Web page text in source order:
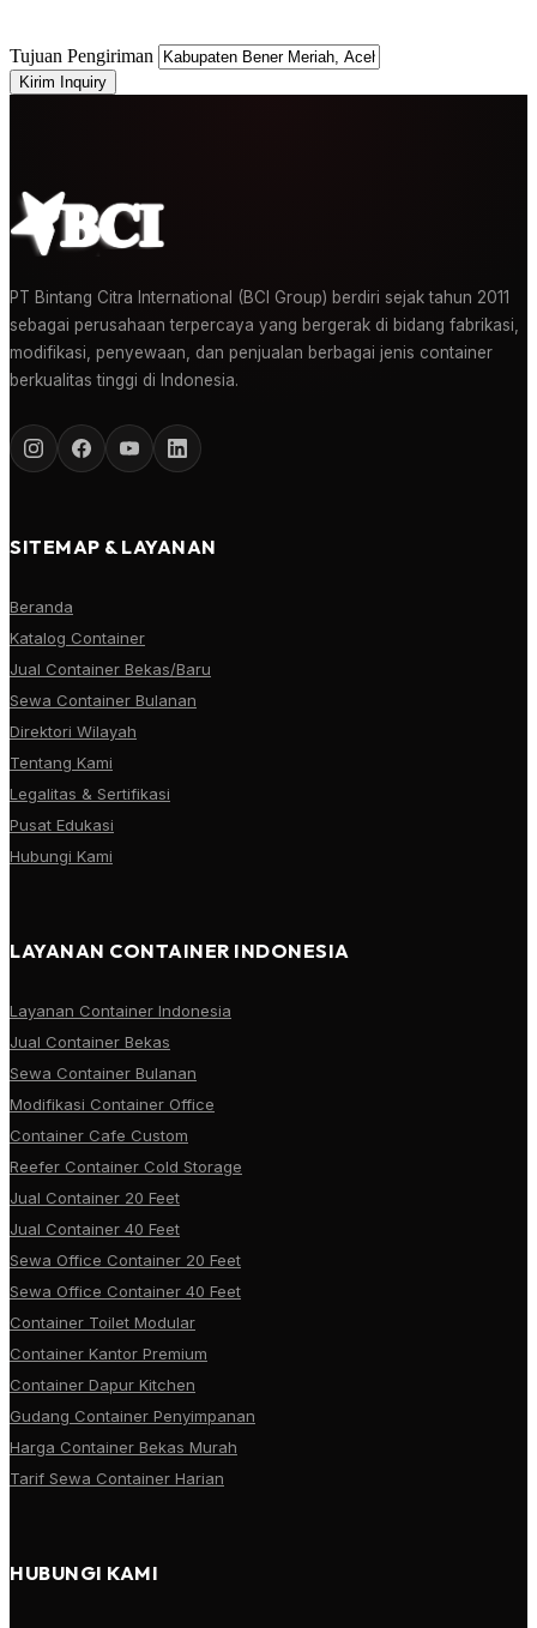
Tujuan Pengiriman
Kirim Inquiry
PT Bintang Citra International (BCI Group) berdiri sejak tahun 2011
sebagai perusahaan terpercaya yang bergerak di bidang fabrikasi,
modifikasi, penyewaan, dan penjualan berbagai jenis container
berkualitas tinggi di Indonesia.
SITEMAP & LAYANAN
Beranda
Katalog Container
Jual Container Bekas/Baru
Sewa Container Bulanan
Direktori Wilayah
Tentang Kami
Legalitas & Sertifikasi
Pusat Edukasi
Hubungi Kami
LAYANAN CONTAINER INDONESIA
Layanan Container Indonesia
Jual Container Bekas
Sewa Container Bulanan
Modifikasi Container Office
Container Cafe Custom
Reefer Container Cold Storage
Jual Container 20 Feet
Jual Container 40 Feet
Sewa Office Container 20 Feet
Sewa Office Container 40 Feet
Container Toilet Modular
Container Kantor Premium
Container Dapur Kitchen
Gudang Container Penyimpanan
Harga Container Bekas Murah
Tarif Sewa Container Harian
HUBUNGI KAMI